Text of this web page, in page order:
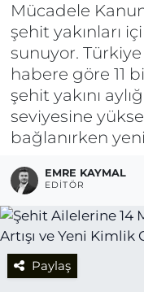
Mücadele
şehit yakınları
sunuyor.
habere göre 11
şehit yakını
seviyesine
bağlanırken
EMRE KAYMAL
EDITÖR
Paylaş